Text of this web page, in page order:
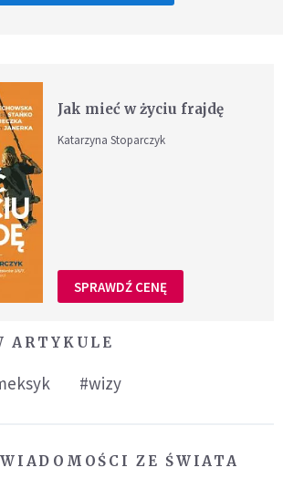
Jak mieć w życiu frajdę
Katarzyna Stoparczyk
SPRAWDŹ CENĘ
ARTYKULE
#wizy
WIADOMOŚCI ZE ŚWIATA